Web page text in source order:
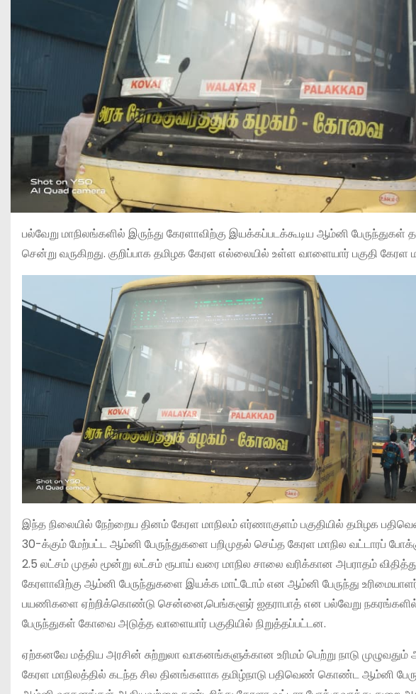
பல்வேறு மாநிலங்களில் இருந்து கேரளாவிற்கு இயக்கப்படக்கூடிய ஆம்னி
சென்று வருகிறது. குறிப்பாக தமிழக கேரள எல்லையில் உள்ள வாளையார் பகுதி கேரள
இந்த நிலையில் நேற்றைய தினம் கேரள மாநிலம் எர்ணாகுளம் பகுதியில் தமிழக
30-க்கும் மேற்பட்ட ஆம்னி பேருந்துகளை பறிமுதல் செய்த கேரள மாநில வட்டாரப்
2.5 லட்சம் முதல் மூன்று லட்சம் ரூபாய் வரை மாநில சாலை வரிக்கான அபராதம்
கேரளாவிற்கு ஆம்னி பேருந்துகளை இயக்க மாட்டோம் என ஆம்னி பேருந்து
பயணிகளை ஏற்றிக்கொண்டு சென்னை,பெங்களூர் ஐதராபாத் என பல்வேறு நகரங்களில்
பேருந்துகள் கோவை அடுத்த வாளையார் பகுதியில் நிறுத்தப்பட்டன.
ஏற்கனவே மத்திய அரசின் சுற்றுலா வாகனங்களுக்கான உரிமம் பெற்று நாடு
கேரள மாநிலத்தில் கடந்த சில தினங்களாக தமிழ்நாடு பதிவெண் கொண்ட ஆம்னி